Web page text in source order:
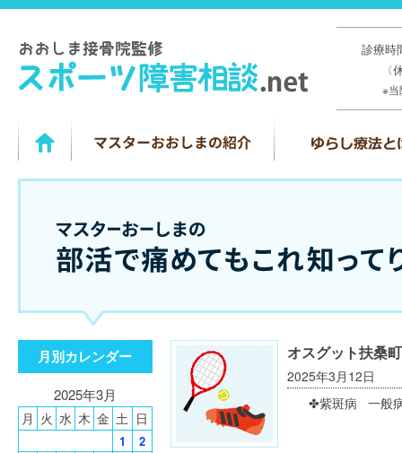
診療
※
オスグット扶桑町
2025年3月12日
✤紫斑病 一般
月別カレンダー
2025年3月
月 火 水 木 金 土 日
1
2